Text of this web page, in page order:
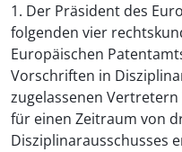
1. Der Präsident des
folgenden vier
Europäischen
Vorschriften in
zugelassenen Vertretern
für einen Zeitraum von
Disziplinarausschusses